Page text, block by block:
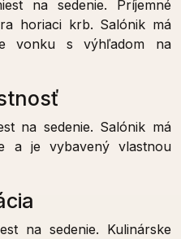
na sedenie. Príjemné
horiaci krb. Salónik má
vonku s výhľadom na
na sedenie. Salónik má
a je vybavený vlastnou
na sedenie. Kulinárske